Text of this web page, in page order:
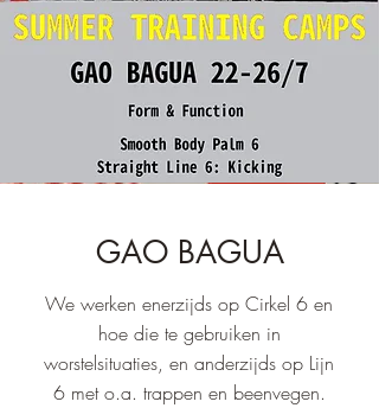
GAO BAGUA
We werken enerzijds op Cirkel 6 en
hoe die te gebruiken in
worstelsituaties, en anderzijds op Lijn
6 met o.a. trappen en beenvegen.